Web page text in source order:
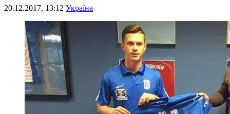
20.12.2017, 13:12 Україна